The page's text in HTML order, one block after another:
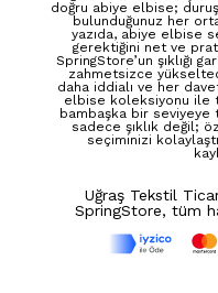
doğru abiye elbise;
bulunduğunuz her
yazıda, abiye elbise
gerektiğini net ve
SpringStore’un şıklığı
zahmetsizce
daha iddialı ve her
elbise koleksiyonu ile
bambaşka bir seviyeye
sadece şıklık değil;
seçiminizi
Uğraş Tekstil
SpringStore, tüm